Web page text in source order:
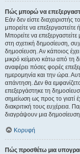
Πώς μπορώ να
Εάν δεν είστε
μπορείτε να
Μπορείτε να
στη σχετική δημοσίευση,
δημοσίευση. Αν κάποιος
μικρό κείμενο κάτω από τη
αναφέρει πόσες φορές
ημερομηνία και την ώρα.
απάντηση. Δεν θα
επεξεργάστηκε τη
σημείωση ως προς το γιατί
διακριτική τους ευχέρεια.
διαγράψουν μια
Κορυφή
Πώς προσθέτω μια